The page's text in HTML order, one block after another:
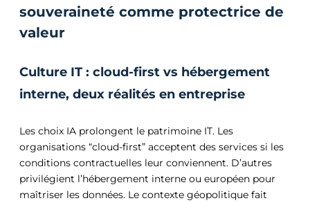
souveraineté comme protectrice de
valeur
Culture IT : cloud-first vs hébergement
interne, deux réalités en entreprise
Les choix IA prolongent le patrimoine IT. Les
organisations “cloud-first” acceptent des services si les
conditions contractuelles leur conviennent. D’autres
privilégient l’hébergement interne ou européen pour
maîtriser les données. Le contexte géopolitique fait